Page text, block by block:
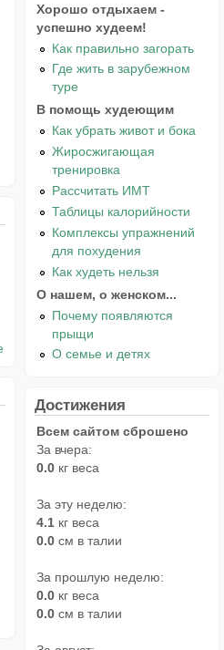
Хорошо отдыхаем -
успешно худеем!
Как правильно загорать
Где жить в зарубежном
туре
В помощь худеющим
Как убрать живот и бока
Жиросжигающая
тренировка
Рассчитать ИМТ
Таблицы калорийности
Комплексы упражнений
для похудения
Как худеть нельзя
О нашем, о женском...
Почему появляются
прыщи
О семье и детях
Достижения
Всем сайтом сброшено
За вчера:
0.0 кг веса
За эту неделю:
4.1 кг веса
0.0 см в талии
За прошлую неделю:
0.0 кг веса
0.0 см в талии